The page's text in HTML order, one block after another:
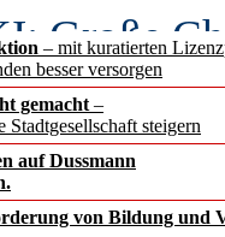
– mit kuratierten
besser versorgen
gemacht –
steigern
auf Dussmann
von Bildung und
Große
erstes
–